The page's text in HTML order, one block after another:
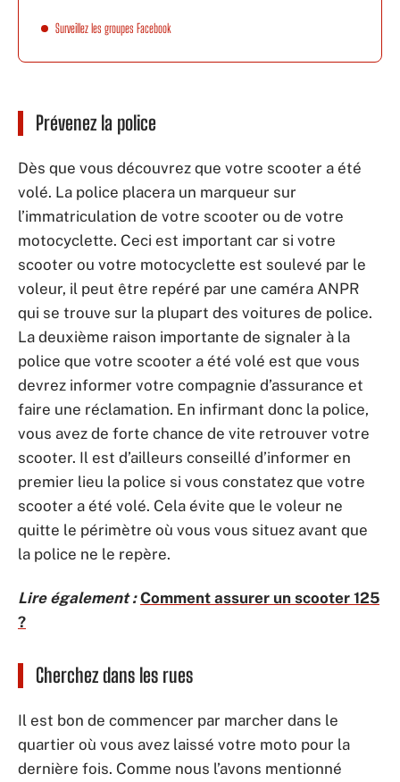
Surveillez les groupes Facebook
Prévenez la police
Dès que vous découvrez que votre scooter a été
volé. La police placera un marqueur sur
l’immatriculation de votre scooter ou de votre
motocyclette. Ceci est important car si votre
scooter ou votre motocyclette est soulevé par le
voleur, il peut être repéré par une caméra ANPR
qui se trouve sur la plupart des voitures de police.
La deuxième raison importante de signaler à la
police que votre scooter a été volé est que vous
devrez informer votre compagnie d’assurance et
faire une réclamation. En infirmant donc la police,
vous avez de forte chance de vite retrouver votre
scooter. Il est d’ailleurs conseillé d’informer en
premier lieu la police si vous constatez que votre
scooter a été volé. Cela évite que le voleur ne
quitte le périmètre où vous vous situez avant que
la police ne le repère.
Lire également : Comment assurer un scooter 125
?
Cherchez dans les rues
Il est bon de commencer par marcher dans le
quartier où vous avez laissé votre moto pour la
dernière fois. Comme nous l’avons mentionné